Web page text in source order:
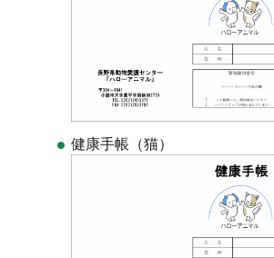
健康手帳（猫）